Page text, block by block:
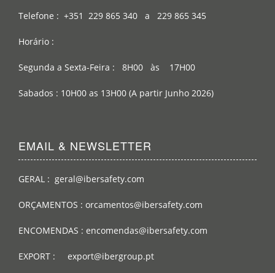
Telefone : +351 229 865 340 a 229 865 345
Horário :
Segunda a Sexta-Feira : 8H00 às 17H00
Sabados : 10H00 as 13H00 (A partir Junho 2026)
EMAIL & NEWSLETTER
GERAL : geral@ibersafety.com
ORÇAMENTOS : orcamentos@ibersafety.com
ENCOMENDAS : encomendas@ibersafety.com
EXPORT : export@ibergroup.pt